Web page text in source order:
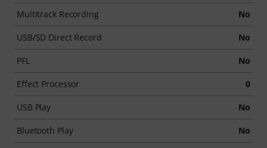
Multitrack Recording No
USB/SD Direct Record No
PFL No
Effect Processor 0
USB Play No
Bluetooth Play No